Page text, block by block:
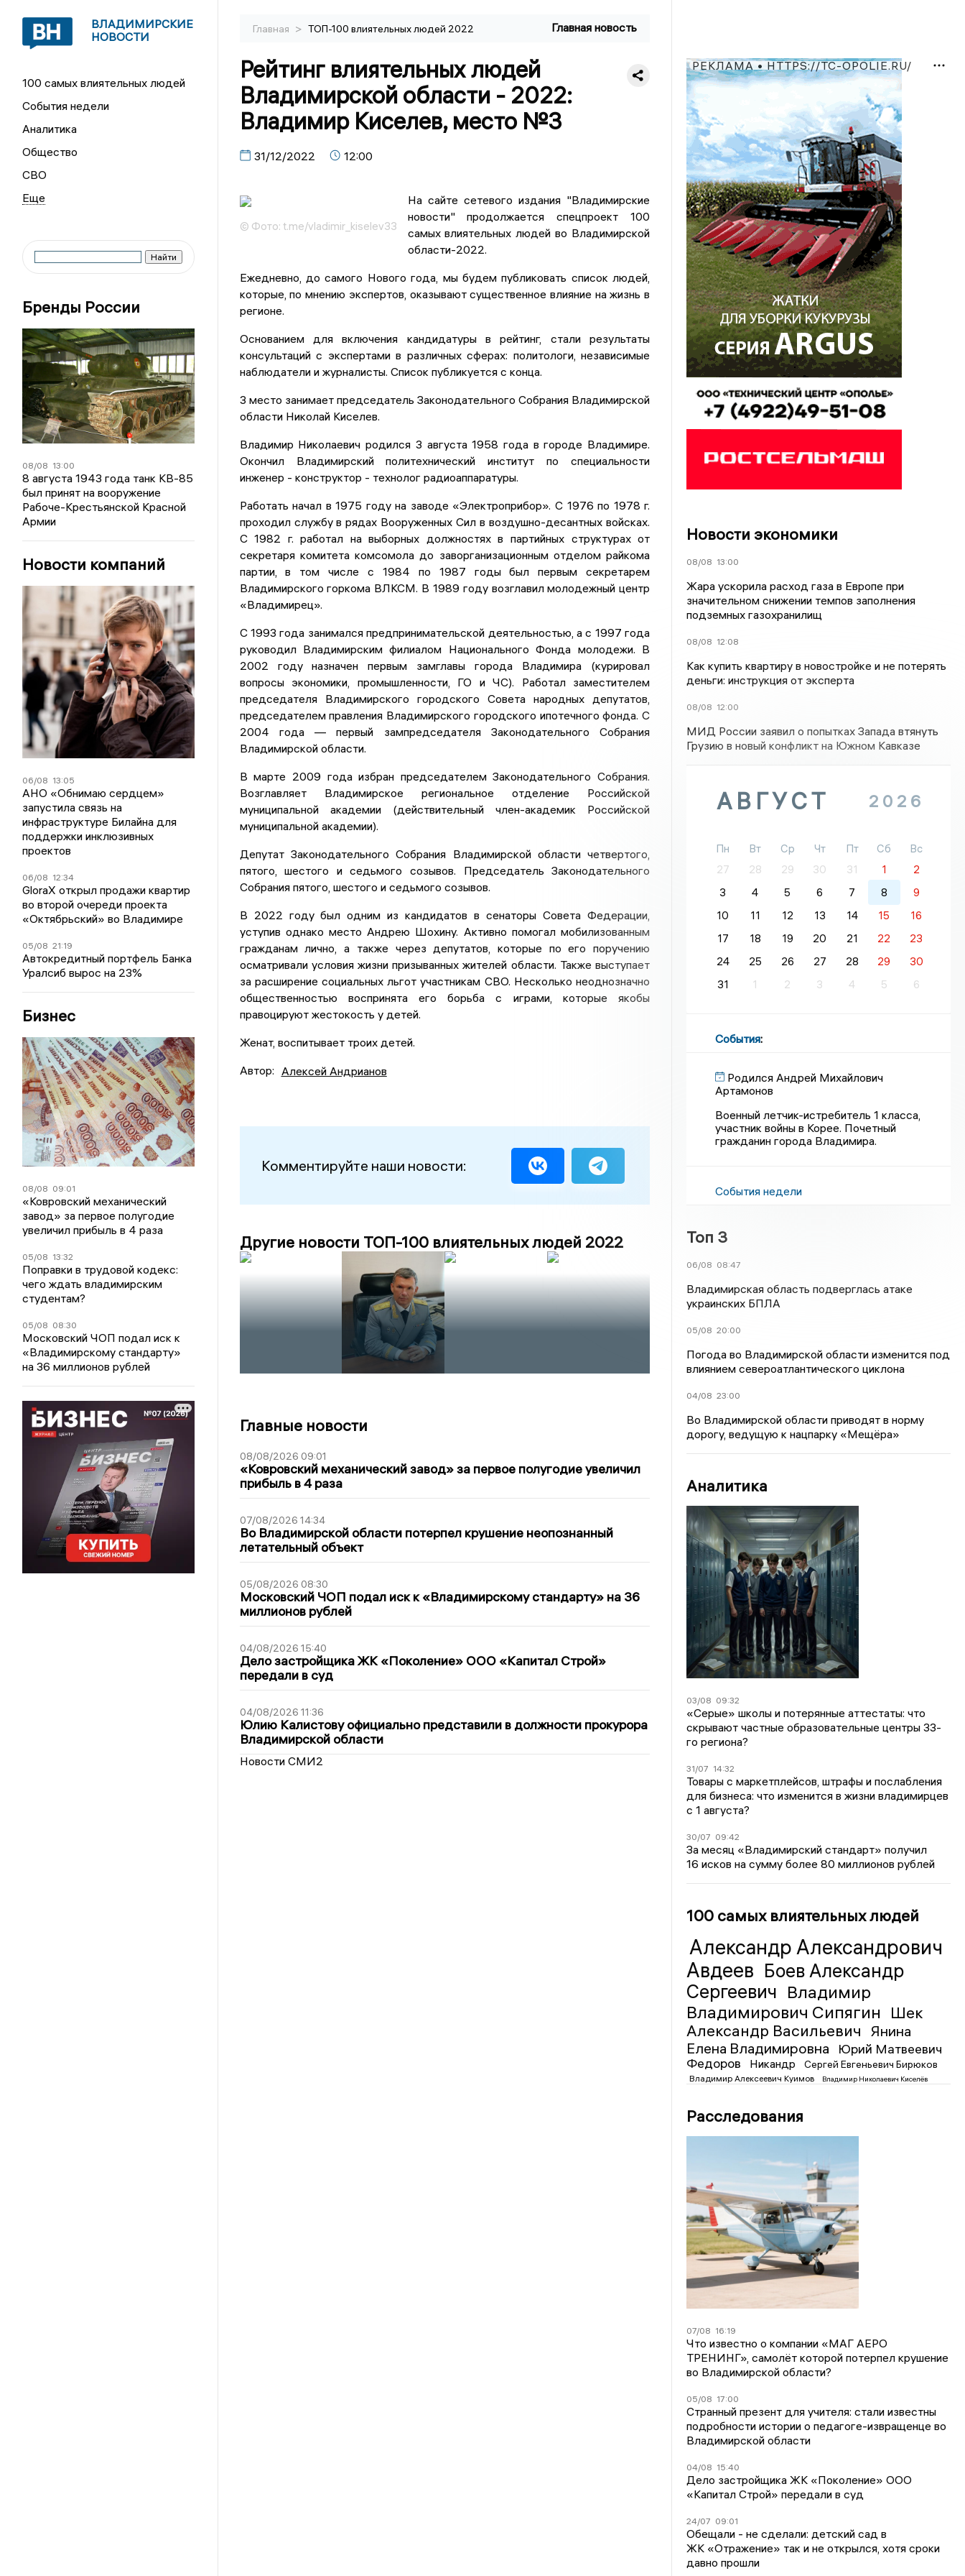
ВЛАДИМИРСКИЕ
НОВОСТИ
100 самых влиятельных людей
События недели
Аналитика
Общество
СВО
Бренды России
08/08 13:00
8 августа 1943 года танк КВ-85
был принят на вооружение
Рабоче-Крестьянской Красной
Армии
Новости компаний
06/08 13:05
АНО «Обнимаю сердцем»
запустила связь на
инфраструктуре Билайна для
поддержки инклюзивных
проектов
06/08 12:34
GloraX открыл продажи квартир
во второй очереди проекта
«Октябрьский» во Владимире
05/08 21:19
Автокредитный портфель Банка
Уралсиб вырос на 23%
Бизнес
08/08 09:01
«Ковровский механический
завод» за первое полугодие
увеличил прибыль в 4 раза
05/08 13:32
Поправки в трудовой кодекс:
чего ждать владимирским
студентам?
05/08 08:30
Московский ЧОП подал иск к
«Владимирскому стандарту»
на 36 миллионов рублей
Главная > ТОП-100 влиятельных людей 2022 Главная новость
Рейтинг влиятельных людей
Владимирской области - 2022:
Владимир Киселев, место №3
31/12/2022 12:00
© Фото: t.me/vladimir_kiselev33
На сайте сетевого издания "Владимирские
новости" продолжается спецпроект 100
самых влиятельных людей во Владимирской
области-2022.
Ежедневно, до самого Нового года, мы будем публиковать список людей,
которые, по мнению экспертов, оказывают существенное влияние на жизнь в
регионе.
Основанием для включения кандидатуры в рейтинг, стали результаты
консультаций с экспертами в различных сферах: политологи, независимые
наблюдатели и журналисты. Список публикуется с конца.
3 место занимает председатель Законодательного Собрания Владимирской
области Николай Киселев.
Владимир Николаевич родился 3 августа 1958 года в городе Владимире.
Окончил Владимирский политехнический институт по специальности
инженер - конструктор - технолог радиоаппаратуры.
Работать начал в 1975 году на заводе «Электроприбор». С 1976 по 1978 г.
проходил службу в рядах Вооруженных Сил в воздушно-десантных войсках.
С 1982 г. работал на выборных должностях в партийных структурах от
секретаря комитета комсомола до заворганизационным отделом райкома
партии, в том числе с 1984 по 1987 годы был первым секретарем
Владимирского горкома ВЛКСМ. В 1989 году возглавил молодежный центр
«Владимирец».
С 1993 года занимался предпринимательской деятельностью, а с 1997 года
руководил Владимирским филиалом Национального Фонда молодежи. В
2002 году назначен первым замглавы города Владимира (курировал
вопросы экономики, промышленности, ГО и ЧС). Работал заместителем
председателя Владимирского городского Совета народных депутатов,
председателем правления Владимирского городского ипотечного фонда. С
2004 года — первый зампредседателя Законодательного Собрания
Владимирской области.
В марте 2009 года избран председателем Законодательного Собрания.
Возглавляет Владимирское региональное отделение Российской
муниципальной академии (действительный член-академик Российской
муниципальной академии).
Депутат Законодательного Собрания Владимирской области четвертого,
пятого, шестого и седьмого созывов. Председатель Законодательного
Собрания пятого, шестого и седьмого созывов.
В 2022 году был одним из кандидатов в сенаторы Совета Федерации,
уступив однако место Андрею Шохину. Активно помогал мобилизованным
гражданам лично, а также через депутатов, которые по его поручению
осматривали условия жизни призыванных жителей области. Также выступает
за расширение социальных льгот участникам СВО. Несколько неоднозначно
общественностью воспринята его борьба с играми, которые якобы
правоцируют жестокость у детей.
Женат, воспитывает троих детей.
Автор: Алексей Андрианов
Комментируйте наши новости:
Другие новости ТОП-100 влиятельных людей 2022
Главные новости
08/08/2026 09:01
«Ковровский механический завод» за первое полугодие увеличил
прибыль в 4 раза
07/08/2026 14:34
Во Владимирской области потерпел крушение неопознанный
летательный объект
05/08/2026 08:30
Московский ЧОП подал иск к «Владимирскому стандарту» на 36
миллионов рублей
04/08/2026 15:40
Дело застройщика ЖК «Поколение» ООО «Капитал Строй»
передали в суд
04/08/2026 11:36
Юлию Калистову официально представили в должности прокурора
Владимирской области
Новости СМИ2
РЕКЛАМА • HTTPS://TC-OPOLIE.RU/
Новости экономики
08/08 13:00
Жара ускорила расход газа в Европе при
значительном снижении темпов заполнения
подземных газохранилищ
08/08 12:08
Как купить квартиру в новостройке и не потерять
деньги: инструкция от эксперта
08/08 12:00
МИД России заявил о попытках Запада втянуть
Грузию в новый конфликт на Южном Кавказе
АВГУСТ 2026
Пн Вт Ср Чт Пт Сб
Вс
27
28 29 30 31 1
2
3
4 5 6 7 8
9
10
11 12 13 14 15
16
17
18 19 20 21 22
23
24
25 26 27 28 29
30
31
1 2 3 4 5 6
События:
Родился Андрей Михайлович
Артамонов
Военный летчик-истребитель 1 класса,
участник войны в Корее. Почетный
гражданин города Владимира.
События недели
Топ 3
06/08 08:47
Владимирская область подверглась атаке
украинских БПЛА
05/08 20:00
Погода во Владимирской области изменится под
влиянием североатлантического циклона
04/08 23:00
Во Владимирской области приводят в норму
дорогу, ведущую к нацпарку «Мещёра»
Аналитика
03/08 09:32
«Серые» школы и потерянные аттестаты: что
скрывают частные образовательные центры 33-
го региона?
31/07 14:32
Товары с маркетплейсов, штрафы и послабления
для бизнеса: что изменится в жизни владимирцев
с 1 августа?
30/07 09:42
За месяц «Владимирский стандарт» получил
16 исков на сумму более 80 миллионов рублей
100 самых влиятельных людей
Александр Александрович
Авдеев Боев Александр
Сергеевич Владимир
Владимирович Сипягин Шек
Александр Васильевич
Янина
Елена Владимировна
Юрий Матвеевич
Федоров
Никандр Сергей Евгеньевич Бирюков
Владимир Алексеевич Куимов Владимир Николаевич Киселёв
Расследования
07/08 16:19
Что известно о компании «МАГ АЕРО
ТРЕНИНГ», самолёт которой потерпел крушение
во Владимирской области?
05/08 17:00
Странный презент для учителя: стали известны
подробности истории о педагоге-извращенце во
Владимирской области
04/08 15:40
Дело застройщика ЖК «Поколение» ООО
«Капитал Строй» передали в суд
24/07 09:01
Обещали - не сделали: детский сад в
ЖК «Отражение» так и не открылся, хотя сроки
давно прошли